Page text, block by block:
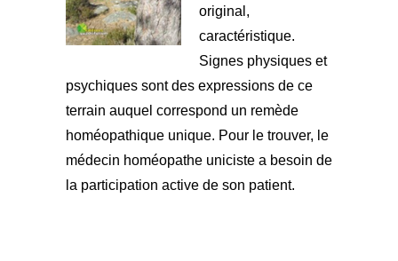
original,
caractéristique.
Signes physiques et
psychiques sont des expressions de ce
terrain auquel correspond un remède
homéopathique unique. Pour le trouver, le
médecin homéopathe uniciste a besoin de
la participation active de son patient.